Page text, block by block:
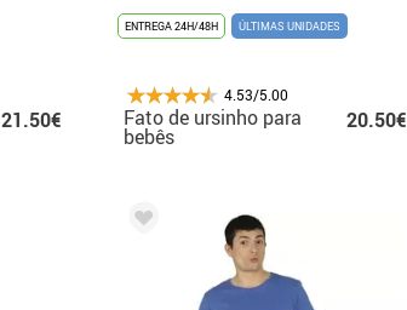
21.50€
ENTREGA 24H/48H ÚLTIMAS UNIDADES
4.53/5.00
Fato de ursinho para
bebês
20.50€